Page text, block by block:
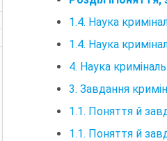
1.4. Наука
1.4. Наука
4. Наука
3. Завдання
1.1. Поняття й
1.1. Поняття й